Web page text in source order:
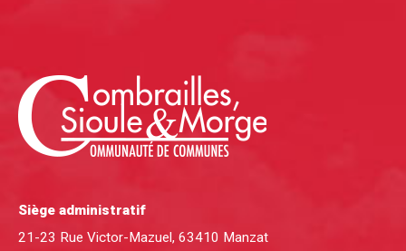
Siège administratif
21-23 Rue Victor-Mazuel, 63410 Manzat